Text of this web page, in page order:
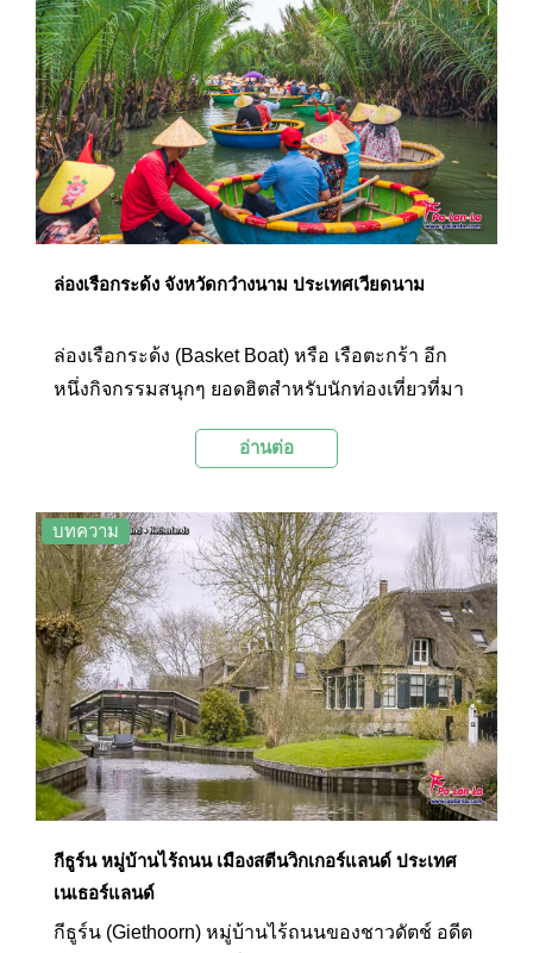
ทั่วไปเพื่อไม่ต้องเสียภาษีเรือนั่นเอง
ล่องเรือกระด้ง จังหวัดกว๋างนาม ประเทศเวียดนาม
ล่องเรือกระด้ง (Basket Boat) หรือ เรือตะกร้า อีก
หนึ่งกิจกรรมสนุกๆ ยอดฮิตสำหรับนักท่องเที่ยวที่มา
อ่านต่อ
บทความ
กีธูร์น หมู่บ้านไร้ถนน เมืองสตีนวิกเกอร์แลนด์ ประเทศ
เนเธอร์แลนด์
กีธูร์น (Giethoorn) หมู่บ้านไร้ถนนของชาวดัตช์ อดีต